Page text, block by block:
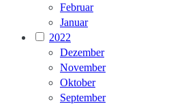
Februar
Januar
2022
Dezember
November
Oktober
September